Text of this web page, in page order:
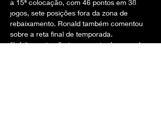
a 15ª colocação, com 46 pontos em 38
jogos, sete posições fora da zona de
rebaixamento. Ronald também comentou
sobre a reta final de temporada.
"Infelizmente não temos mais chances de